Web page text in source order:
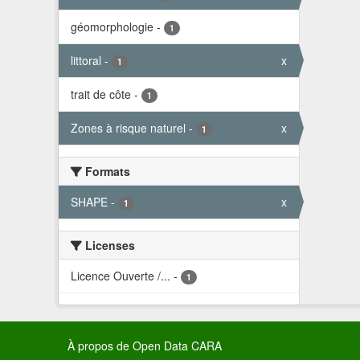
géomorphologie - 1
littoral - 1 x
trait de côte - 1
Zones à risque naturel - 1 x
Formats
SHAPE - 1 x
Licenses
Licence Ouverte /... - 1
À propos de Open Data CARA